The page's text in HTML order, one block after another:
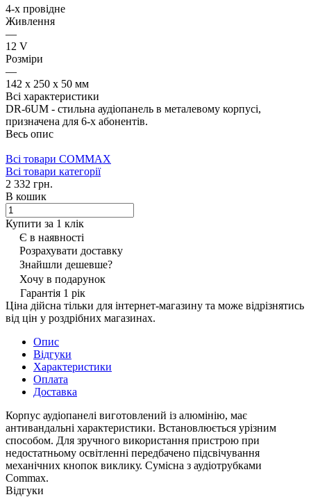
4-х провідне
Живлення
—
12 V
Розміри
—
142 х 250 х 50 мм
Всі характеристики
DR-6UM - стильна аудіопанель в металевому корпусі,
призначена для 6-х абонентів.
Весь опис
Всі товари COMMAX
Всі товари категорії
2 332 грн.
В кошик
Купити за 1 клiк
Є в наявності
Розрахувати доставку
Знайшли дешевше?
Хочу в подарунок
Гарантія 1 рік
Ціна дійсна тільки для інтернет-магазину та може відрізнятись
від цін у роздрібних магазинах.
Опис
Відгуки
Характеристики
Оплата
Доставка
Корпус аудіопанелі виготовлений із алюмінію, має
антивандальні характеристики. Встановлюється урізним
способом. Для зручного використання пристрою при
недостатньому освітленні передбачено підсвічування
механічних кнопок виклику. Сумісна з аудіотрубками
Commax.
Відгуки